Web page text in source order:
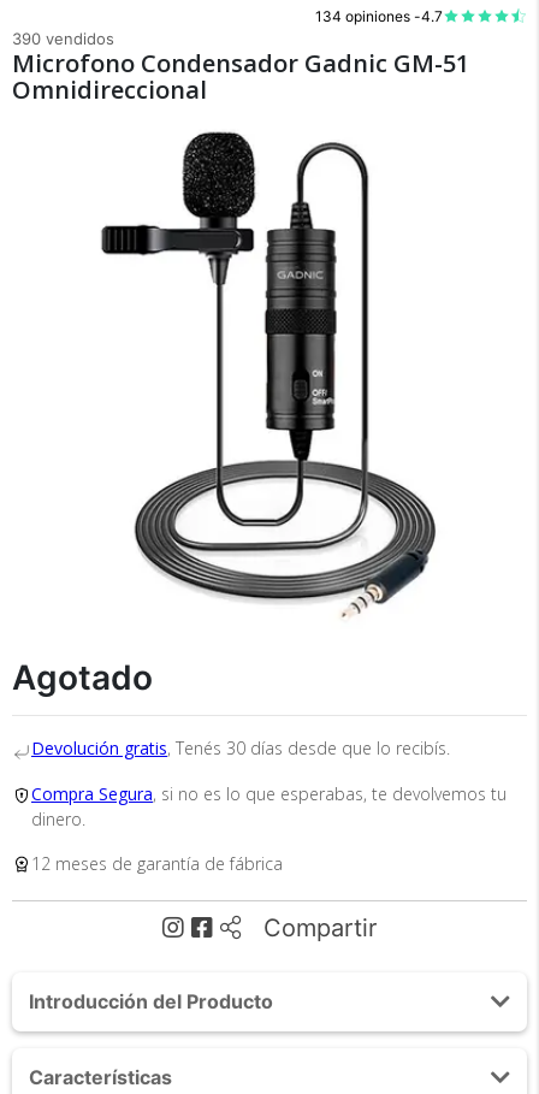
134 opiniones -4.7
390 vendidos
Microfono Condensador Gadnic GM-51
Omnidireccional
Agotado
Devolución gratis, Tenés 30 días desde que lo recibís.
Compra Segura, si no es lo que esperabas, te devolvemos tu
dinero.
12 meses de garantía de fábrica
Compartir
Introducción del Producto
Omnidireccional
Características
Medios de Pago
Recibí el producto que esperabas o
dinero!